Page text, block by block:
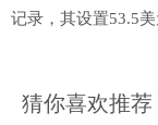
记录，其设置53.5
猜你喜欢推荐